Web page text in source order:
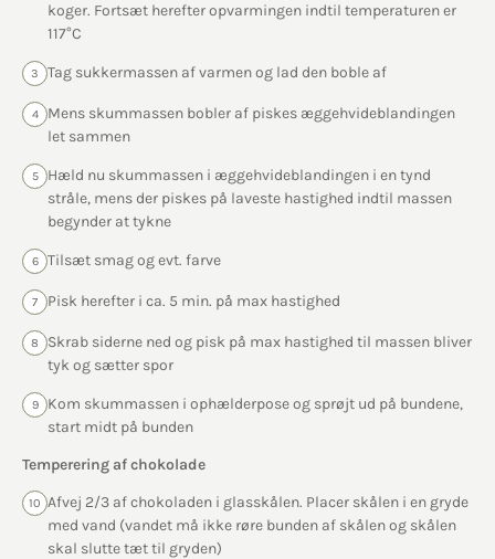
koger. Fortsæt herefter opvarmingen indtil temperaturen er
117°C
3 Tag sukkermassen af varmen og lad den boble af
4
Mens skummassen bobler af piskes æggehvideblandingen
let sammen
5
Hæld nu skummassen i æggehvideblandingen i en tynd
stråle, mens der piskes på laveste hastighed indtil massen
begynder at tykne
6 Tilsæt smag og evt. farve
7 Pisk herefter i ca. 5 min. på max hastighed
8
Skrab siderne ned og pisk på max hastighed til massen bliver
tyk og sætter spor
9
Kom skummassen i ophælderpose og sprøjt ud på bundene,
start midt på bunden
Temperering af chokolade
10 Afvej 2/3 af chokoladen i glasskålen. Placer skålen i en gryde
med vand (vandet må ikke røre bunden af skålen og skålen
skal slutte tæt til gryden)